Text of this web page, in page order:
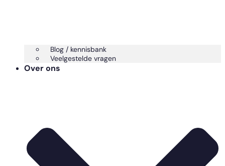
Blog / kennisbank
Veelgestelde vragen
Over ons